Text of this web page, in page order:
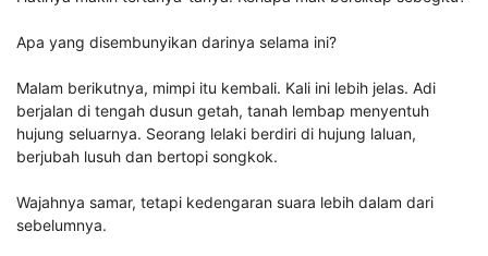
Apa yang disembunyikan darinya selama ini?
Malam berikutnya, mimpi itu kembali. Kali ini lebih jelas. Adi
berjalan di tengah dusun getah, tanah lembap menyentuh
hujung seluarnya. Seorang lelaki berdiri di hujung laluan,
berjubah lusuh dan bertopi songkok.
Wajahnya samar, tetapi kedengaran suara lebih dalam dari
sebelumnya.